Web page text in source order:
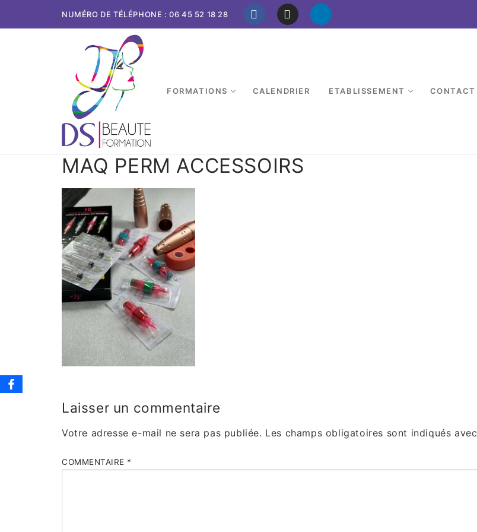
NUMÉRO DE TÉLÉPHONE : 06 45 52 18 28
FORMATIONS CALENDRIER ETABLISSEMENT CONTACT
MAQ PERM ACCESSOIRS
Laisser un commentaire
Votre adresse e-mail ne sera pas publiée. Les champs obligatoires sont indiqués avec
COMMENTAIRE *